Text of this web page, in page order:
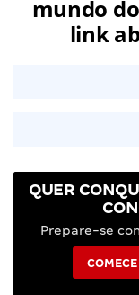
mundo
link
QUER
Prepare-se